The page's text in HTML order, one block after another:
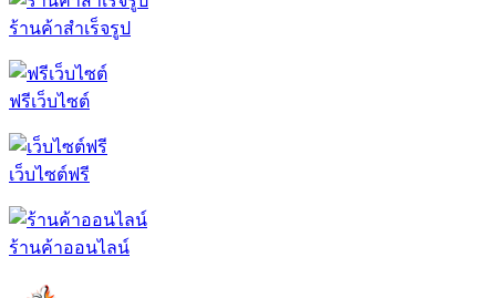
ร้านค้าสำเร็จรูป
ฟรีเว็บไซต์
เว็บไซต์ฟรี
ร้านค้าออนไลน์